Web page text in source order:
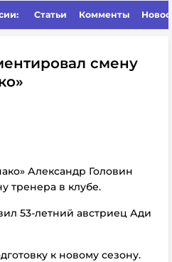
Статьи Комменты
смену
Александр Головин
тренера в клубе.
53-летний австриец Ади
к новому сезону.